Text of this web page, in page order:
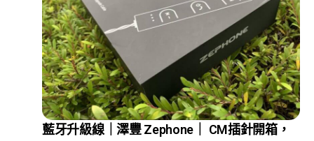
藍牙升級線｜澤豐 Zephone｜ CM插針開箱，